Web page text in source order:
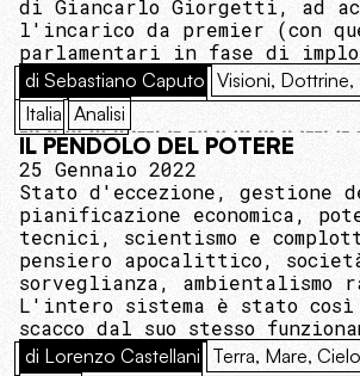
di Giancarlo Giorgetti, ad
l'incarico da premier (con
parlamentari in fase di
di Sebastiano Caputo Visioni, Dottrine,
Italia Analisi
IL PENDOLO DEL POTERE
25 Gennaio 2022
Stato d'eccezione, gestione
pianificazione economica,
tecnici, scientismo e
pensiero apocalittico,
sorveglianza, ambientalismo
L'intero sistema è stato così
scacco dal suo stesso
di Lorenzo Castellani Terra, Mare, Cielo